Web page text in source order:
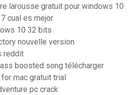
larousse gratuit pour windows 10
cual es mejor
10 32 bits
nouvelle version
reddit
boosted song télécharger
mac gratuit trial
pc crack